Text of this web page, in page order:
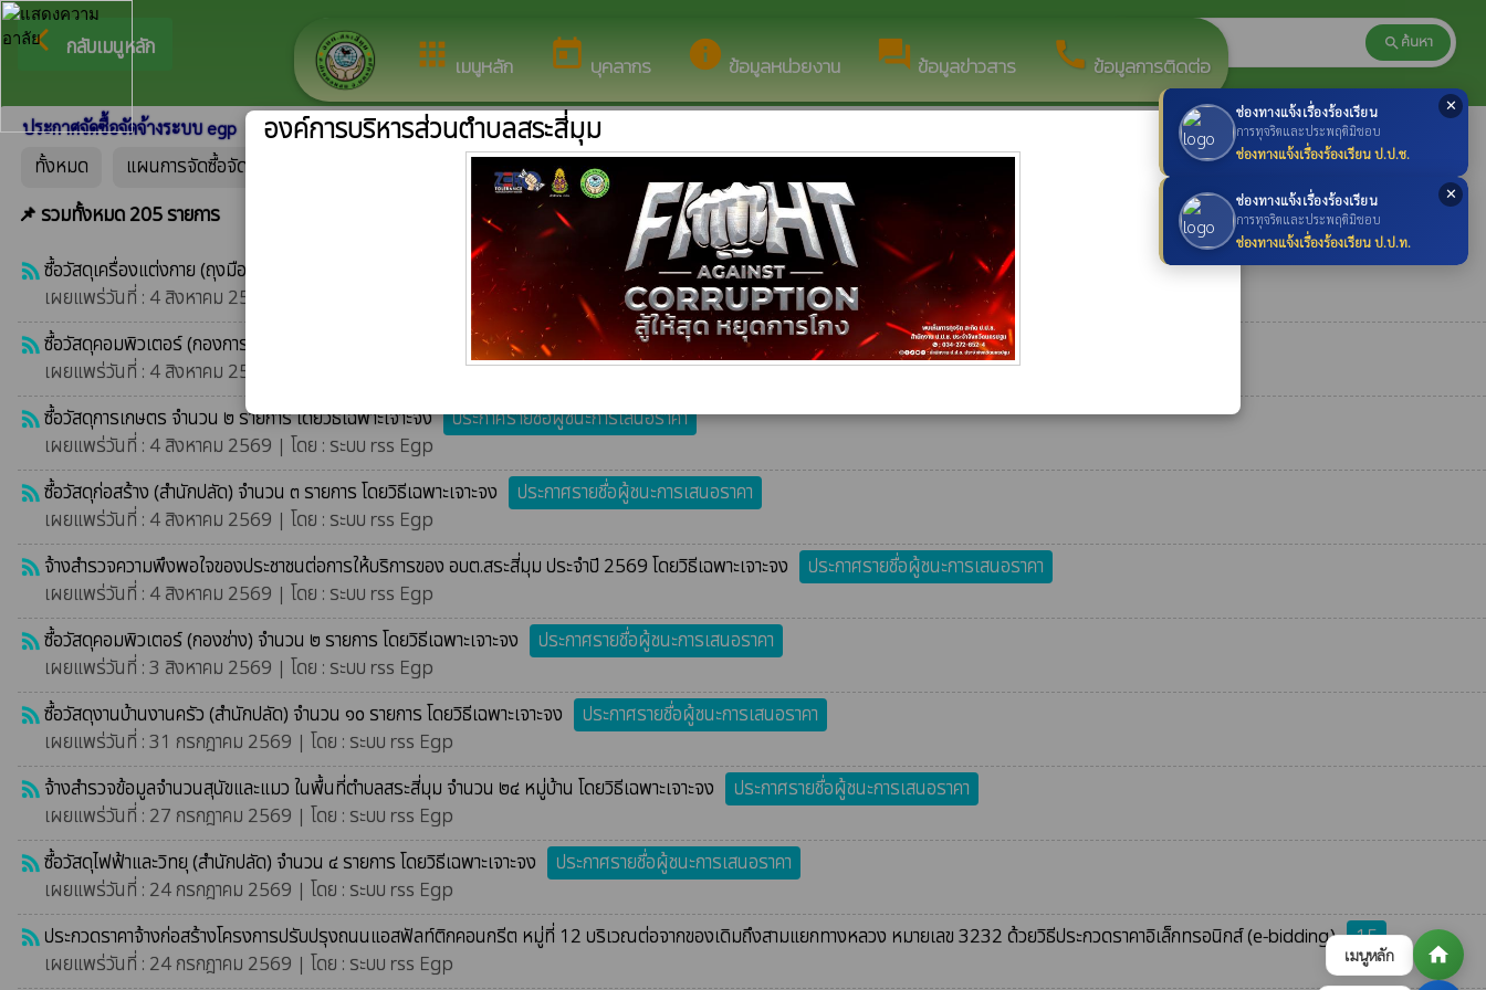
เมนูหลัก home
✕
ช่องทางแจ้งเรื่องร้องเรียน
การทุจริตและประพฤติมิชอบ
ช่องทางแจ้งเรื่องร้องเรียน ป.ป.ช.
✕
ช่องทางแจ้งเรื่องร้องเรียน
การทุจริตและประพฤติมิชอบ
ช่องทางแจ้งเรื่องร้องเรียน ป.ป.ท.
apps เมนูหลัก today บุคลากร info ข้อมูลหน่วยงาน forum ข้อมูลข่าวสาร call ข้อมูลการติดต่อ
arrow_back_ios กลับเมนูหลัก ยินดีต้อนรับสู่เว็บไซต์ของ องค์การบริหารส่วนตำบลสระสี่มุม search ค้นหา
ประกาศจัดซื้อจัดจ้างระบบ egp ประกาศระบบเดิม
ทั้งหมด แผนการจัดซื้อจัดจ้าง ประกาศเชิญชวน
ประกาศรายชื่อผู้ชนะ
📌 รวมทั้งหมด 205 รายการ
rss_feedซื้อวัสดุเครื่องแต่งกาย (ถุงมือแบบยาว) จำนวน ๑๐ โหล โดยวิธีเฉพาะเจาะจง
ประกาศรายชื่อผู้ชนะการเสนอราคา
เผยแพร่วันที่ : 4 สิงหาคม 2569 | โดย : ระบบ rss Egp
rss_feedซื้อวัสดุคอมพิวเตอร์ (กองการศึกษาฯ) จำนวน ๘ รายการ โดยวิธีเฉพาะเจาะจง
ประกาศรายชื่อผู้ชนะการเสนอราคา
เผยแพร่วันที่ : 4 สิงหาคม 2569 | โดย : ระบบ rss Egp
rss_feedซื้อวัสดุการเกษตร จำนวน ๒ รายการ โดยวิธีเฉพาะเจาะจง
ประกาศรายชื่อผู้ชนะการเสนอราคา
เผยแพร่วันที่ : 4 สิงหาคม 2569 | โดย : ระบบ rss Egp
rss_feedซื้อวัสดุก่อสร้าง (สำนักปลัด) จำนวน ๓ รายการ โดยวิธีเฉพาะเจาะจง
ประกาศรายชื่อผู้ชนะการเสนอราคา
เผยแพร่วันที่ : 4 สิงหาคม 2569 | โดย : ระบบ rss Egp
rss_feed จ้างสำรวจความพึงพอใจของประชาชนต่อการให้บริการของ อบต.สระสี่มุม ประจำปี 2569 โดยวิธีเฉพาะเจาะจง
ประกาศรายชื่อผู้ชนะการเสนอราคา
เผยแพร่วันที่ : 4 สิงหาคม 2569 | โดย : ระบบ rss Egp
rss_feedซื้อวัสดุคอมพิวเตอร์ (กองช่าง) จำนวน ๒ รายการ โดยวิธีเฉพาะเจาะจง
ประกาศรายชื่อผู้ชนะการเสนอราคา
เผยแพร่วันที่ : 3 สิงหาคม 2569 | โดย : ระบบ rss Egp
rss_feedซื้อวัสดุงานบ้านงานครัว (สำนักปลัด) จำนวน ๑๐ รายการ โดยวิธีเฉพาะเจาะจง
ประกาศรายชื่อผู้ชนะการเสนอราคา
เผยแพร่วันที่ : 31 กรกฎาคม 2569 | โดย : ระบบ rss Egp
rss_feed จ้างสำรวจข้อมูลจำนวนสุนัขและแมว ในพื้นที่ตำบลสระสี่มุม จำนวน ๒๔ หมู่บ้าน โดยวิธีเฉพาะเจาะจง
ประกาศรายชื่อผู้ชนะการเสนอราคา
เผยแพร่วันที่ : 27 กรกฎาคม 2569 | โดย : ระบบ rss Egp
rss_feedซื้อวัสดุไฟฟ้าและวิทยุ (สำนักปลัด) จำนวน ๔ รายการ โดยวิธีเฉพาะเจาะจง
ประกาศรายชื่อผู้ชนะการเสนอราคา
เผยแพร่วันที่ : 24 กรกฎาคม 2569 | โดย : ระบบ rss Egp
rss_feed ประกวดราคาจ้างก่อสร้างโครงการปรับปรุงถนนแอสฟัลท์ติกคอนกรีต หมู่ที่ 12 บริเวณต่อจากของเดิมถึงสามแยกทางหลวง หมายเลข 3232 ด้วยวิธีประกวดราคาอิเล็กทรอนิกส์ (e-bidding)
15
เผยแพร่วันที่ : 24 กรกฎาคม 2569 | โดย : ระบบ rss Egp
×
องค์การบริหารส่วนตำบลสระสี่มุม